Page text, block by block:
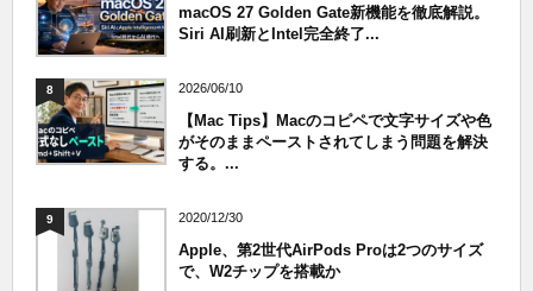
macOS 27 Golden Gate新機能を徹底解説。
Siri AI刷新とIntel完全終了...
8 2026/06/10
【Mac Tips】Macのコピペで文字サイズや色
がそのままペーストされてしまう問題を解決
する。...
9 2020/12/30
Apple、第2世代AirPods Proは2つのサイズ
で、W2チップを搭載か